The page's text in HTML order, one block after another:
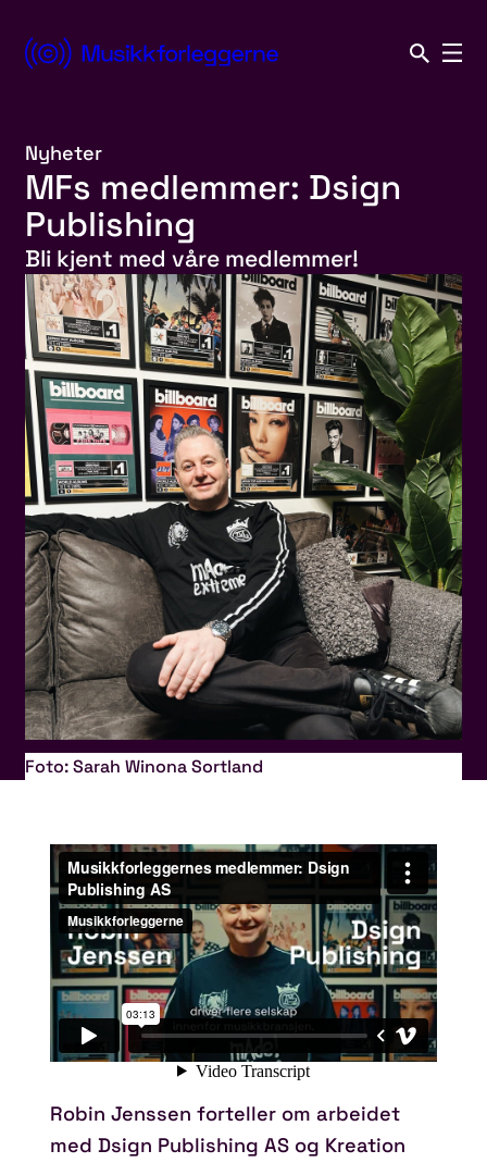
innhold
Norsk
Nyheter
MFs medlemmer: Dsign
Publishing
Bli kjent med våre medlemmer!
Foto: Sarah Winona Sortland
Robin Jenssen forteller om arbeidet
med Dsign Publishing AS og Kreation